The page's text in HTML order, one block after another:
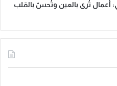
أعمال تُرى بالعين وتُحسّ بالقلب